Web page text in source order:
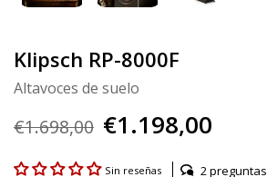
Klipsch RP-8000F
Altavoces de suelo
€1.698,00 €1.198,00
Sin reseñas 2 preguntas